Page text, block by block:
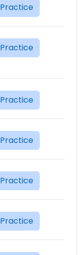
Practice
Practice
Practice
Practice
Practice
Practice